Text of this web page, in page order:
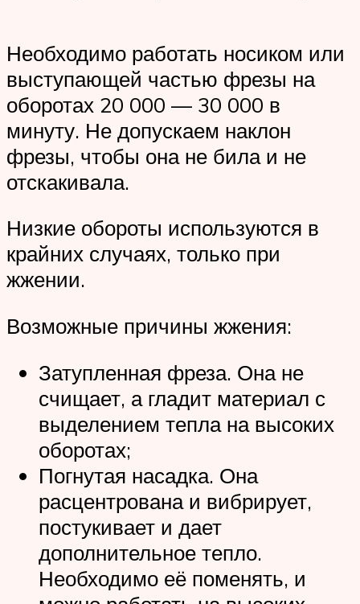
Необходимо работать носиком или
выступающей частью фрезы на
оборотах 20 000 — 30 000 в
минуту. Не допускаем наклон
фрезы, чтобы она не била и не
отскакивала.
Низкие обороты используются в
крайних случаях, только при
жжении.
Возможные причины жжения:
Затупленная фреза. Она не
счищает, а гладит материал с
выделением тепла на высоких
оборотах;
Погнутая насадка. Она
расцентрована и вибрирует,
постукивает и дает
дополнительное тепло.
Необходимо её поменять, и